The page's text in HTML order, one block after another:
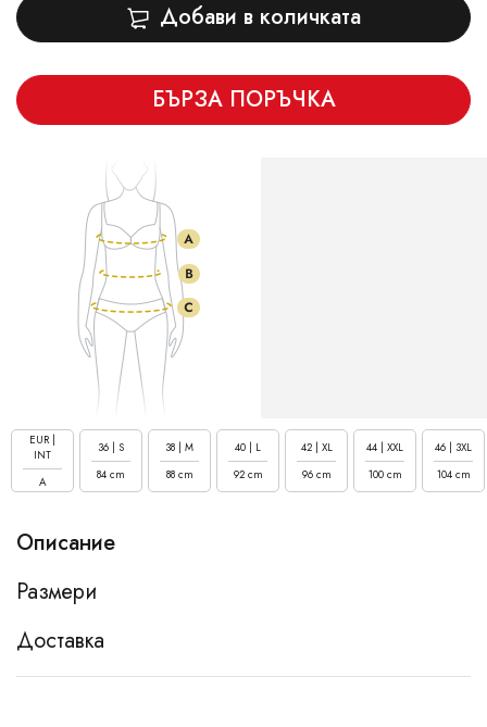
Добави в количката
БЪРЗА ПОРЪЧКА
EUR |
INT
A
36 | S
84 cm
38 | M
88 cm
40 | L
92 cm
42 | XL
96 cm
44 | XXL
100 cm
46 | 3XL
104 cm
Описание
Размери
Доставка